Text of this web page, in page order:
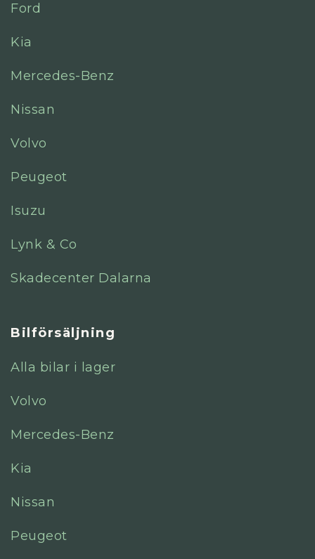
Ford
Kia
Mercedes-Benz
Nissan
Volvo
Peugeot
Isuzu
Lynk & Co
Skadecenter Dalarna
Bilförsäljning
Alla bilar i lager
Volvo
Mercedes-Benz
Kia
Nissan
Peugeot